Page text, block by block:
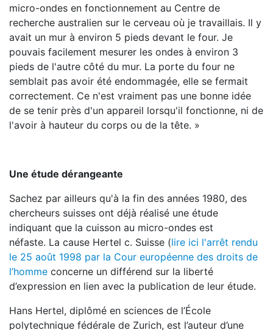
micro-ondes en fonctionnement au Centre de
recherche australien sur le cerveau où je travaillais. Il y
avait un mur à environ 5 pieds devant le four. Je
pouvais facilement mesurer les ondes à environ 3
pieds de l'autre côté du mur. La porte du four ne
semblait pas avoir été endommagée, elle se fermait
correctement. Ce n'est vraiment pas une bonne idée
de se tenir près d'un appareil lorsqu'il fonctionne, ni de
l'avoir à hauteur du corps ou de la tête. »
Une étude dérangeante
Sachez par ailleurs qu'à la fin des années 1980, des
chercheurs suisses ont déjà réalisé une étude
indiquant que la cuisson au micro-ondes est
néfaste. La cause Hertel c. Suisse (lire ici l'arrêt rendu
le 25 août 1998 par la Cour européenne des droits de
l’homme concerne un différend sur la liberté
d’expression en lien avec la publication de leur étude.
Hans Hertel, diplômé en sciences de l’École
polytechnique fédérale de Zurich, est l’auteur d’une